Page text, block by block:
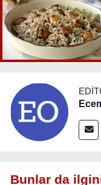
Bunlar da